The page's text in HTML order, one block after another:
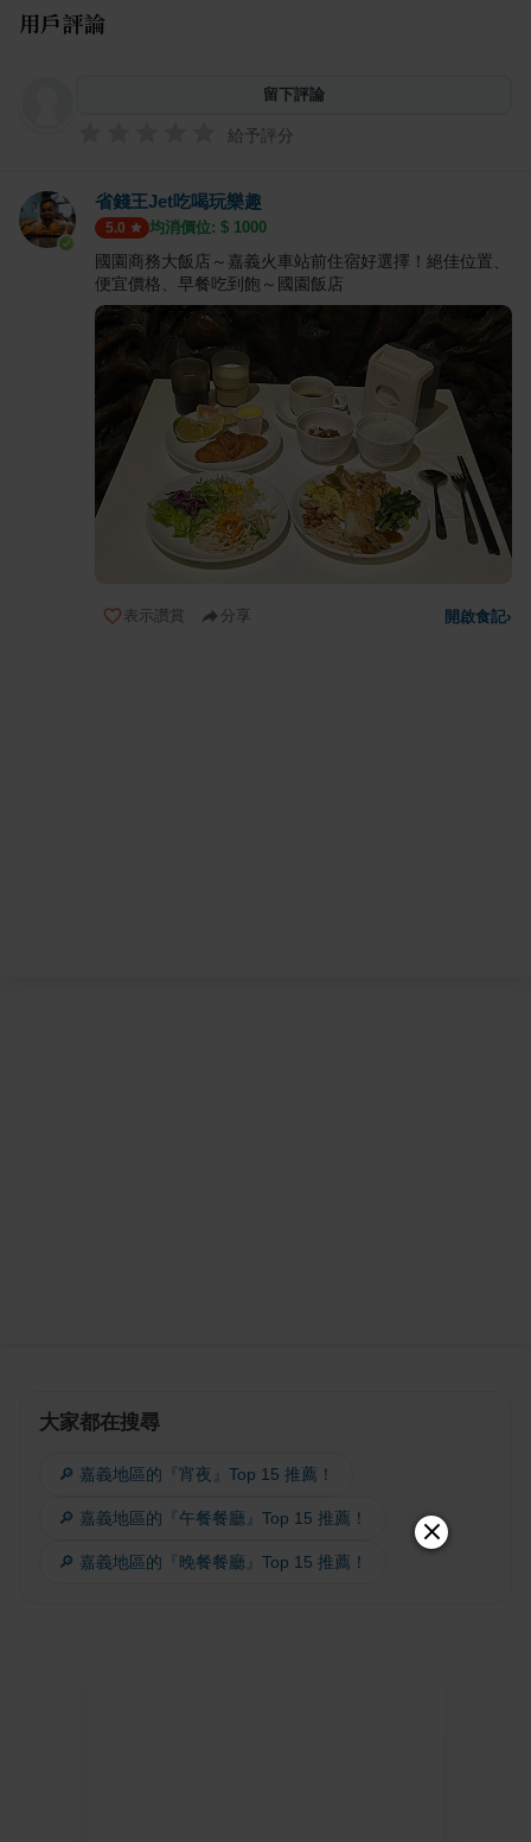
用戶評論
留下評論
給予評分
省錢王Jet吃喝玩樂趣
5.0 均消價位: $ 1000
國園商務大飯店～嘉義火車站前住宿好選擇！絕佳位置、
便宜價格、早餐吃到飽～國園飯店
表示讚賞 分享 開啟食記›
大家都在搜尋
🔎 嘉義地區的『宵夜』Top 15 推薦！
🔎 嘉義地區的『午餐餐廳』Top 15 推薦！
🔎 嘉義地區的『晚餐餐廳』Top 15 推薦！